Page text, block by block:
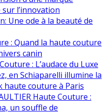
l’innovation
Une ode à la beauté de
: Quand la haute couture
canin
: L’audace du Luxe
en Schiaparelli illumine la
haute couture à Paris
Haute Couture :
un souffle de